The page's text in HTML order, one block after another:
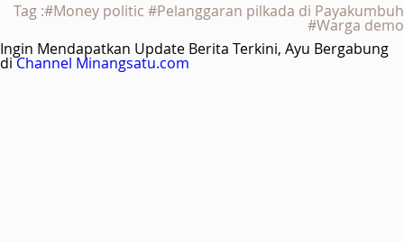
Tag :#Money politic #Pelanggaran pilkada di Payakumbuh
#Warga demo
Ingin Mendapatkan Update Berita Terkini, Ayu Bergabung
diChannel Minangsatu.com